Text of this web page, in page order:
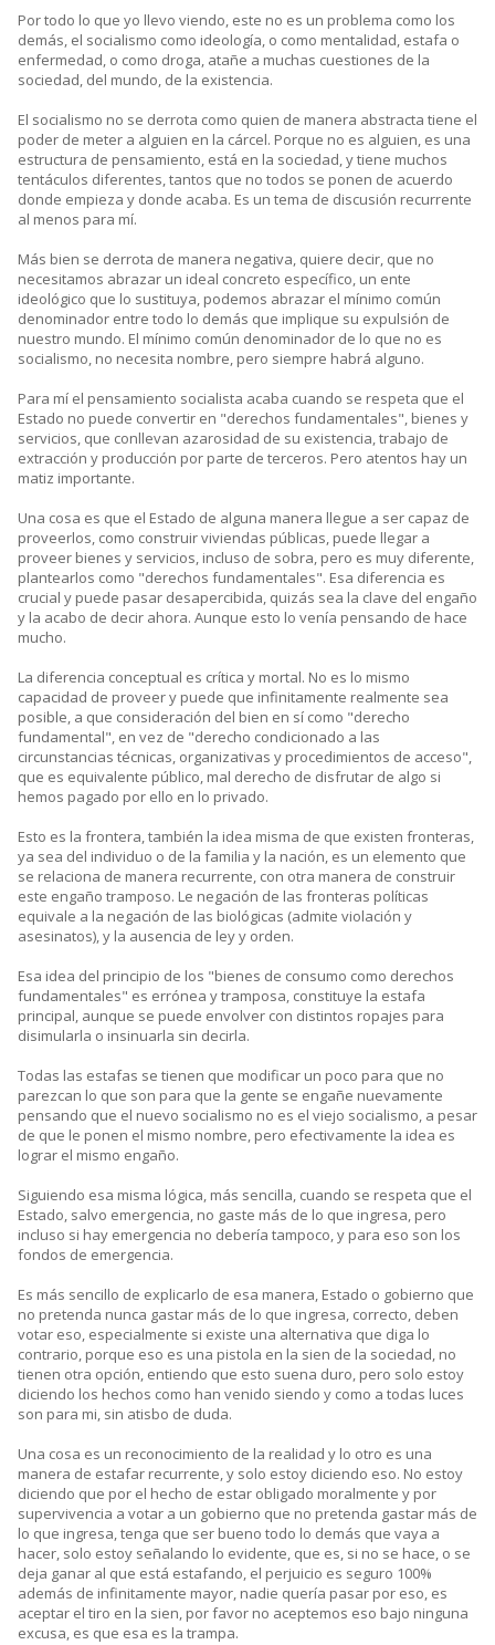
Por todo lo que yo llevo viendo, este no es un problema como los
demás, el socialismo como ideología, o como mentalidad, estafa o
enfermedad, o como droga, atañe a muchas cuestiones de la
sociedad, del mundo, de la existencia.
El socialismo no se derrota como quien de manera abstracta tiene el
poder de meter a alguien en la cárcel. Porque no es alguien, es una
estructura de pensamiento, está en la sociedad, y tiene muchos
tentáculos diferentes, tantos que no todos se ponen de acuerdo
donde empieza y donde acaba. Es un tema de discusión recurrente
al menos para mí.
Más bien se derrota de manera negativa, quiere decir, que no
necesitamos abrazar un ideal concreto específico, un ente
ideológico que lo sustituya, podemos abrazar el mínimo común
denominador entre todo lo demás que implique su expulsión de
nuestro mundo. El mínimo común denominador de lo que no es
socialismo, no necesita nombre, pero siempre habrá alguno.
Para mí el pensamiento socialista acaba cuando se respeta que el
Estado no puede convertir en "derechos fundamentales", bienes y
servicios, que conllevan azarosidad de su existencia, trabajo de
extracción y producción por parte de terceros. Pero atentos hay un
matiz importante.
Una cosa es que el Estado de alguna manera llegue a ser capaz de
proveerlos, como construir viviendas públicas, puede llegar a
proveer bienes y servicios, incluso de sobra, pero es muy diferente,
plantearlos como "derechos fundamentales". Esa diferencia es
crucial y puede pasar desapercibida, quizás sea la clave del engaño
y la acabo de decir ahora. Aunque esto lo venía pensando de hace
mucho.
La diferencia conceptual es crítica y mortal. No es lo mismo
capacidad de proveer y puede que infinitamente realmente sea
posible, a que consideración del bien en sí como "derecho
fundamental", en vez de "derecho condicionado a las
circunstancias técnicas, organizativas y procedimientos de acceso",
que es equivalente público, mal derecho de disfrutar de algo si
hemos pagado por ello en lo privado.
Esto es la frontera, también la idea misma de que existen fronteras,
ya sea del individuo o de la familia y la nación, es un elemento que
se relaciona de manera recurrente, con otra manera de construir
este engaño tramposo. Le negación de las fronteras políticas
equivale a la negación de las biológicas (admite violación y
asesinatos), y la ausencia de ley y orden.
Esa idea del principio de los "bienes de consumo como derechos
fundamentales" es errónea y tramposa, constituye la estafa
principal, aunque se puede envolver con distintos ropajes para
disimularla o insinuarla sin decirla.
Todas las estafas se tienen que modificar un poco para que no
parezcan lo que son para que la gente se engañe nuevamente
pensando que el nuevo socialismo no es el viejo socialismo, a pesar
de que le ponen el mismo nombre, pero efectivamente la idea es
lograr el mismo engaño.
Siguiendo esa misma lógica, más sencilla, cuando se respeta que el
Estado, salvo emergencia, no gaste más de lo que ingresa, pero
incluso si hay emergencia no debería tampoco, y para eso son los
fondos de emergencia.
Es más sencillo de explicarlo de esa manera, Estado o gobierno que
no pretenda nunca gastar más de lo que ingresa, correcto, deben
votar eso, especialmente si existe una alternativa que diga lo
contrario, porque eso es una pistola en la sien de la sociedad, no
tienen otra opción, entiendo que esto suena duro, pero solo estoy
diciendo los hechos como han venido siendo y como a todas luces
son para mi, sin atisbo de duda.
Una cosa es un reconocimiento de la realidad y lo otro es una
manera de estafar recurrente, y solo estoy diciendo eso. No estoy
diciendo que por el hecho de estar obligado moralmente y por
supervivencia a votar a un gobierno que no pretenda gastar más de
lo que ingresa, tenga que ser bueno todo lo demás que vaya a
hacer, solo estoy señalando lo evidente, que es, si no se hace, o se
deja ganar al que está estafando, el perjuicio es seguro 100%
además de infinitamente mayor, nadie quería pasar por eso, es
aceptar el tiro en la sien, por favor no aceptemos eso bajo ninguna
excusa, es que esa es la trampa.